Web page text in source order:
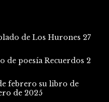
de Los Hurones 27
de poesía Recuerdos 2
febrero su libro de
de 2025